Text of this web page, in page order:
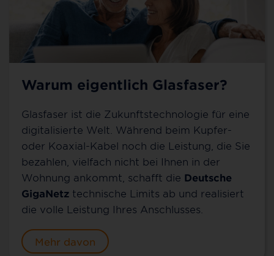
Warum eigentlich Glasfaser?
Glasfaser ist die Zukunftstechnologie für eine
digitalisierte Welt. Während beim Kupfer-
oder Koaxial-Kabel noch die Leistung, die Sie
bezahlen, vielfach nicht bei Ihnen in der
Wohnung ankommt, schafft die Deutsche
GigaNetz technische Limits ab und realisiert
die volle Leistung Ihres Anschlusses.
Mehr davon